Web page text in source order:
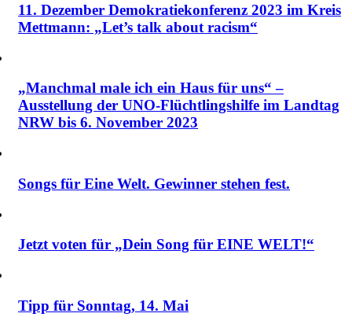
11. Dezember Demokratiekonferenz 2023 im Kreis
Mettmann: „Let’s talk about racism“
„Manchmal male ich ein Haus für uns“ –
Ausstellung der UNO-Flüchtlingshilfe im Landtag
NRW bis 6. November 2023
Songs für Eine Welt. Gewinner stehen fest.
Jetzt voten für „Dein Song für EINE WELT!“
Tipp für Sonntag, 14. Mai